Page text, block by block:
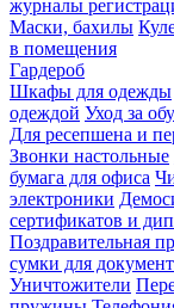
журналы
Маски, бахилы
в помещения
Гардероб
Шкафы для одежды
одеждой Уход за
Для ресепшена и
Звонки настольные
бумага для офиса
электроники
сертификатов и
Поздравительная
сумки для
Уничтожители